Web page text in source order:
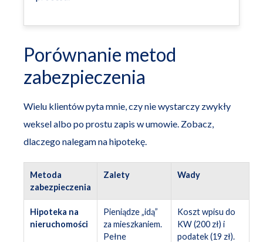
Porównanie metod
zabezpieczenia
Wielu klientów pyta mnie, czy nie wystarczy zwykły
weksel albo po prostu zapis w umowie. Zobacz,
dlaczego nalegam na hipotekę.
Metoda
zabezpieczenia
Zalety Wady
Hipoteka na
nieruchomości
Pieniądze „idą”
za mieszkaniem.
Pełne
Koszt wpisu do
KW (200 zł) i
podatek (19 zł).